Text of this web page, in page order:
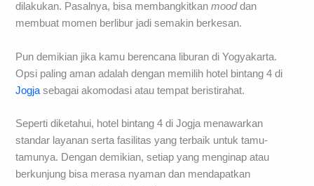
dilakukan. Pasalnya, bisa membangkitkanmooddan
membuat momen berlibur jadi semakin berkesan.
Pun demikian jika kamu berencana liburan di Yogyakarta.
Opsi paling aman adalah dengan memilih hotel bintang 4 di
Jogja sebagai akomodasi atau tempat beristirahat.
Seperti diketahui, hotel bintang 4 di Jogja menawarkan
standar layanan serta fasilitas yang terbaik untuk tamu-
tamunya. Dengan demikian, setiap yang menginap atau
berkunjung bisa merasa nyaman dan mendapatkan